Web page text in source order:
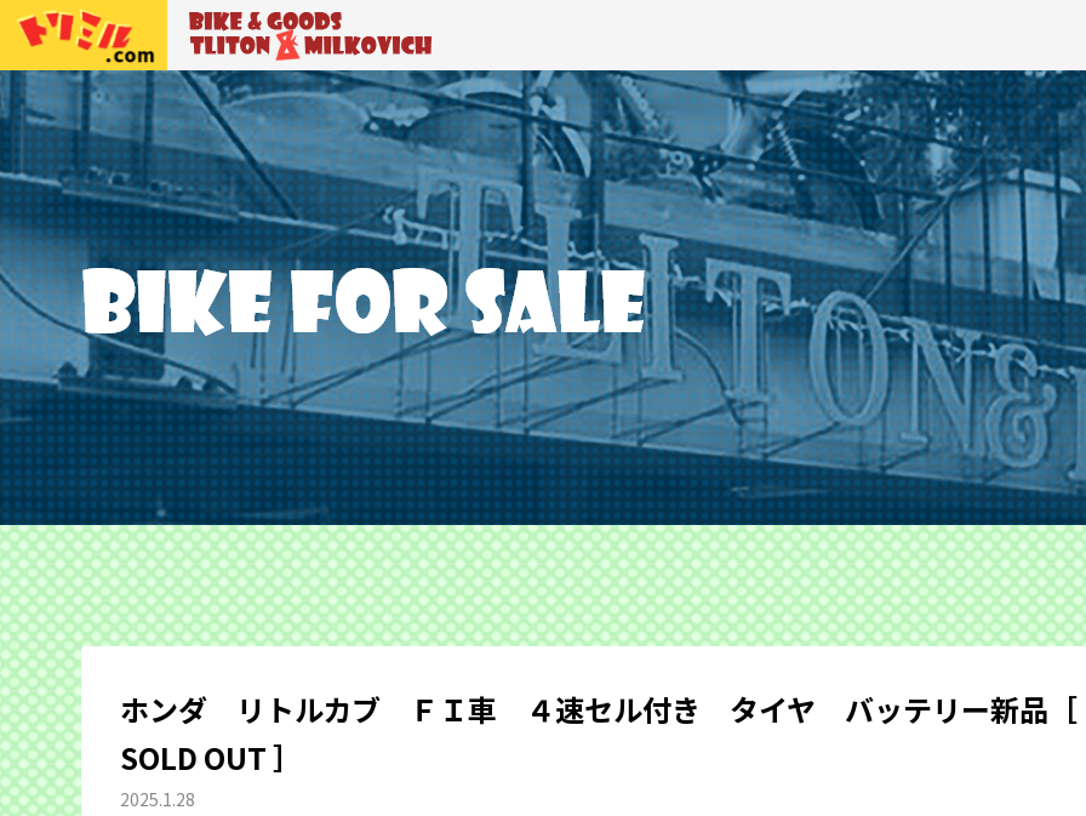
トリトン＆ミルコビッチ
ホンダ リトルカブ ＦＩ車 ４速セル付き タイヤ バッテリー新品［
SOLD OUT ］
2025.1.28